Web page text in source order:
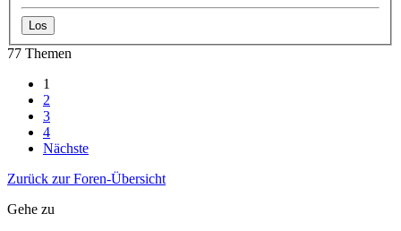
77 Themen
1
2
3
4
Nächste
Zurück zur Foren-Übersicht
Gehe zu